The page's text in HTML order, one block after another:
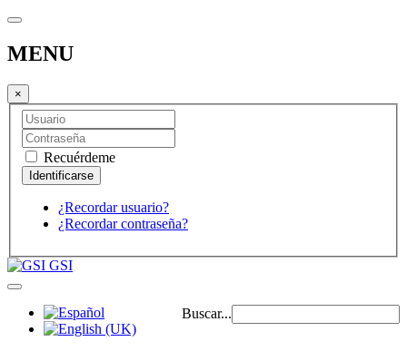
MENU
×
Recuérdeme
¿Recordar usuario?
¿Recordar contraseña?
GSI
Buscar...